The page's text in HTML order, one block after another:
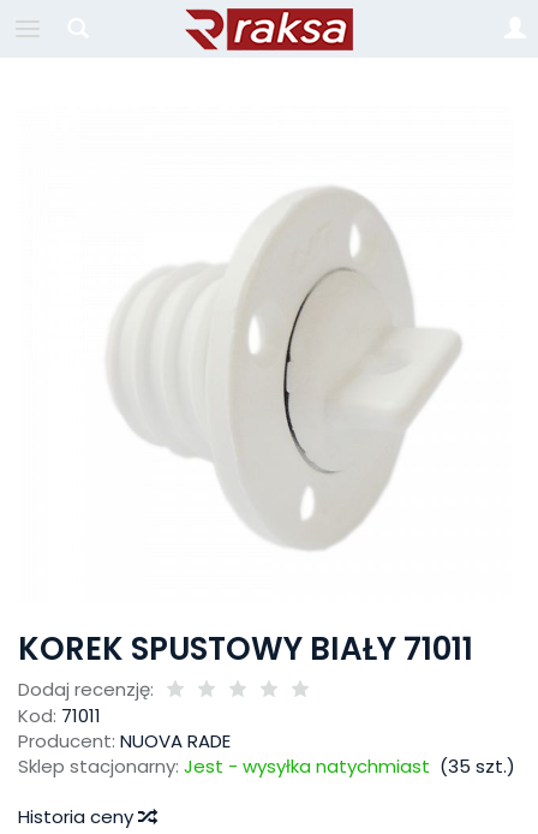
KOREK SPUSTOWY BIAŁY 71011
Dodaj recenzję:
Kod: 71011
Producent: NUOVA RADE
Sklep stacjonarny: Jest - wysyłka natychmiast (35 szt.)
Historia ceny